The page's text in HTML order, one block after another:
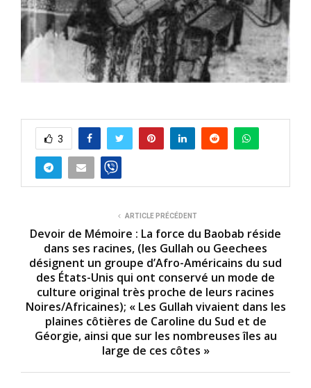
3
ARTICLE PRÉCÉDENT
Devoir de Mémoire : La force du Baobab réside
dans ses racines, (les Gullah ou Geechees
désignent un groupe d’Afro-Américains du sud
des États-Unis qui ont conservé un mode de
culture original très proche de leurs racines
Noires/Africaines); « Les Gullah vivaient dans les
plaines côtières de Caroline du Sud et de
Géorgie, ainsi que sur les nombreuses îles au
large de ces côtes »